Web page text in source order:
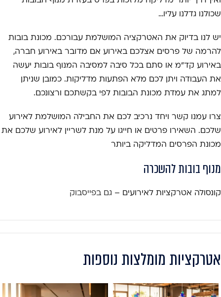
שכולנו גדלנו עליו…
יש לנו בדיוק את האטרקציה המושלמת עבורכם. מכונת בובות
להרמה של פרסים אצלכם באירוע אם מדובר באירוע חברה,
באירוע קד"מ או סתם בכל סיבה למסיבה המנוף בובות יעשה
את העבודה ויתן לכם מלא הפתעות מדליקות. כמובן שניתן
למתג את עמדת מכונת הבובות לפי בקשתכם ורצונכם.
צרו עמנו קשר ויחד נרכיב לכם את החבילה המושלמת לאירוע
שלכם. השאירו פרטים או חייגו על מנת לשריין לאירוע שלכם את
מכונת הפרסים המדליקה ביותר
מנוף בובות להשכרה
קונסולה אטרקציות לאירועים – גם בפייסבוק
אטרקציות מומלצות נוספות